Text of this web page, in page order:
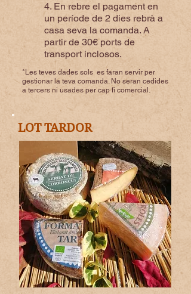
4. En rebre el pagament en
un període de 2 dies rebrà a
casa seva la comanda. A
partir de 30€ ports de
transport inclosos.
*Les teves dades sols es faran servir per
gestionar la teva comanda. No seran cedides
a tercers ni usades per cap fi comercial.
LOT TARDOR